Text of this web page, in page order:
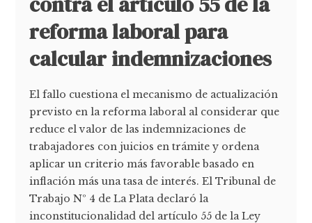
reforma laboral para
calcular indemnizaciones
El fallo cuestiona el mecanismo de actualización
previsto en la reforma laboral al considerar que
reduce el valor de las indemnizaciones de
trabajadores con juicios en trámite y ordena
aplicar un criterio más favorable basado en
inflación más una tasa de interés. El Tribunal de
Trabajo Nº 4 de La Plata declaró la
inconstitucionalidad del artículo 55 de la Ley